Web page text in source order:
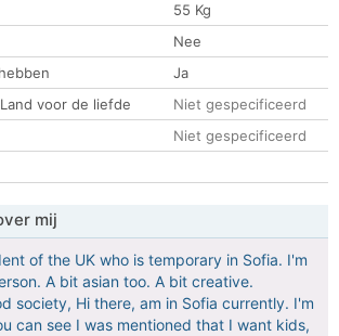
55 Kg
Nee
Ja
voor de liefde
Niet gespecificeerd
Niet gespecificeerd
mij
of the UK who is temporary in Sofia. I'm
A bit asian too. A bit creative.
society, Hi there, am in Sofia currently. I'm
can see I was mentioned that I want kids,